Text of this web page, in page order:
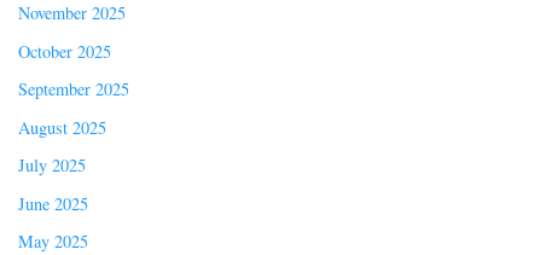
November 2025
October 2025
September 2025
August 2025
July 2025
June 2025
May 2025